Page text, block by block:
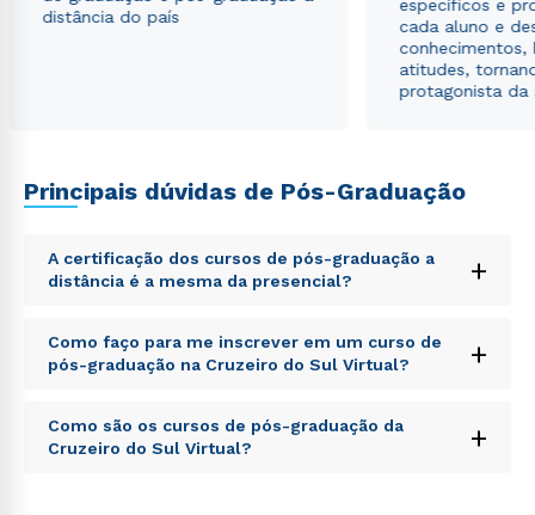
distância do país
específicos e
cada aluno e
conhecimentos,
atitudes,
protagonista da
Principais dúvidas de Pós-Graduação
A certificação dos cursos de pós-graduação a
distância é a mesma da presencial?
+
Sed ut perspiciatis unde omnis iste natus error sit
voluptatem accusantium doloremque laudantium,
totam rem aperiam, eaque ipsa quae ab illo inventore
explicabo. Nemo enim ipsam voluptatem quia
voluptas sit aspernatur aut odit aut fugit, sed quia
Como faço para me inscrever em um curso de
pós-graduação na Cruzeiro do Sul Virtual?
+
Sed ut perspiciatis unde omnis iste natus error sit
voluptatem accusantium doloremque laudantium,
Como são os cursos de pós-graduação da
Cruzeiro do Sul Virtual?
+
Rápido e fácil
WhatsApp